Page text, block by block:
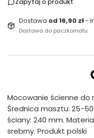
Zapytaj o produkt
Dostawa od 16,90 zł-
Dostawa do paczkomatu
Mocowanie ścienne do
Średnica masztu: 25-
ściany: 240 mm.
srebrny. Produkt polski